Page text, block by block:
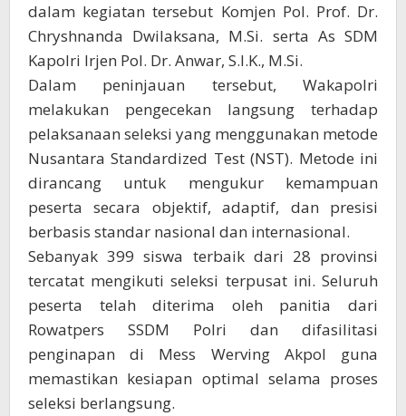
dalam kegiatan tersebut Komjen Pol. Prof. Dr.
Chryshnanda Dwilaksana, M.Si. serta As SDM
Kapolri Irjen Pol. Dr. Anwar, S.I.K., M.Si.
Dalam peninjauan tersebut, Wakapolri
melakukan pengecekan langsung terhadap
pelaksanaan seleksi yang menggunakan metode
Nusantara Standardized Test (NST). Metode ini
dirancang untuk mengukur kemampuan
peserta secara objektif, adaptif, dan presisi
berbasis standar nasional dan internasional.
Sebanyak 399 siswa terbaik dari 28 provinsi
tercatat mengikuti seleksi terpusat ini. Seluruh
peserta telah diterima oleh panitia dari
Rowatpers SSDM Polri dan difasilitasi
penginapan di Mess Werving Akpol guna
memastikan kesiapan optimal selama proses
seleksi berlangsung.